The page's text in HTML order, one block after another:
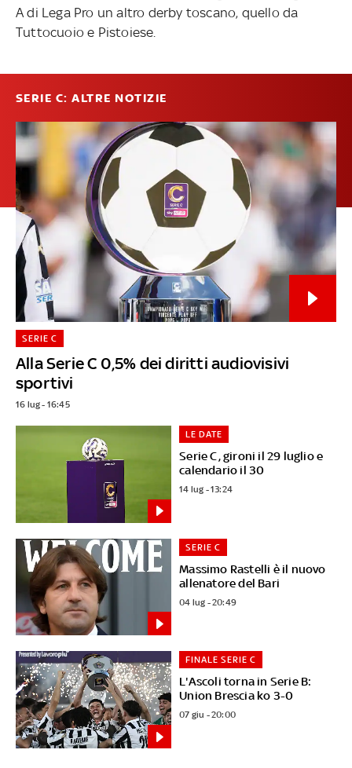
A di Lega Pro un altro derby toscano, quello da
Tuttocuoio e Pistoiese.
SERIE C: ALTRE NOTIZIE
Alla Serie C 0,5% dei diritti audiovisivi
sportivi
SERIE C
16 lug - 16:45
Serie C, gironi il 29 luglio e
calendario il 30
LE DATE
14 lug - 13:24
Massimo Rastelli è il nuovo
allenatore del Bari
SERIE C
04 lug - 20:49
L'Ascoli torna in Serie B:
Union Brescia ko 3-0
FINALE SERIE C
07 giu - 20:00